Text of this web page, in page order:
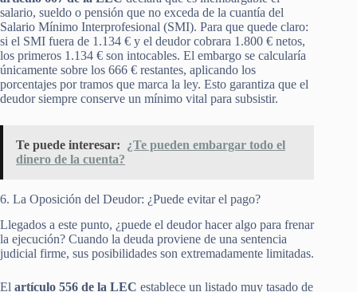
salario, sueldo o pensión que no exceda de la cuantía del
Salario Mínimo Interprofesional (SMI). Para que quede claro:
si el SMI fuera de 1.134 € y el deudor cobrara 1.800 € netos,
los primeros 1.134 € son intocables. El embargo se calcularía
únicamente sobre los 666 € restantes, aplicando los
porcentajes por tramos que marca la ley. Esto garantiza que el
deudor siempre conserve un mínimo vital para subsistir.
Te puede interesar: ¿Te pueden embargar todo el
dinero de la cuenta?
6. La Oposición del Deudor: ¿Puede evitar el pago?
Llegados a este punto, ¿puede el deudor hacer algo para frenar
la ejecución? Cuando la deuda proviene de una sentencia
judicial firme, sus posibilidades son extremadamente limitadas.
El artículo 556 de la LEC establece un listado muy tasado de